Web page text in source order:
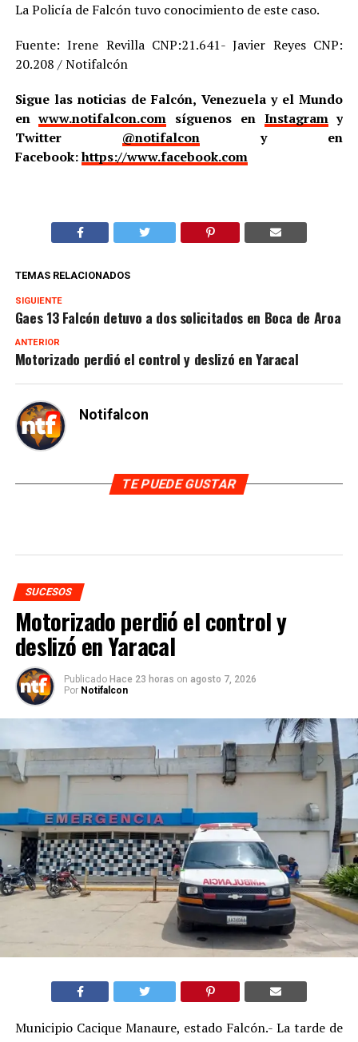
La Policía de Falcón tuvo conocimiento de este caso.
Fuente: Irene Revilla CNP:21.641- Javier Reyes CNP:
20.208 / Notifalcón
Sigue las noticias de Falcón, Venezuela y el Mundo
enwww.notifalcon.com síguenos en Instagramy
Twitter @notifalcony en
Facebook:https://www.facebook.com
TEMAS RELACIONADOS
SIGUIENTE
Gaes 13 Falcón detuvo a dos solicitados en Boca de Aroa
ANTERIOR
Motorizado perdió el control y deslizó en Yaracal
Notifalcon
TE PUEDE GUSTAR
SUCESOS
Motorizado perdió el control y
deslizó en Yaracal
Publicado Hace 23 horas on agosto 7, 2026
Por Notifalcon
Municipio Cacique Manaure, estado Falcón.- La tarde de